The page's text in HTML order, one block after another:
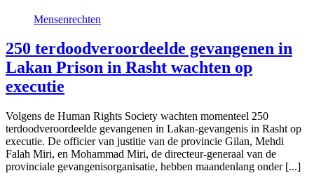
Mensenrechten
250 terdoodveroordeelde gevangenen in
Lakan Prison in Rasht wachten op
executie
Volgens de Human Rights Society wachten momenteel 250
terdoodveroordeelde gevangenen in Lakan-gevangenis in Rasht op
executie. De officier van justitie van de provincie Gilan, Mehdi
Falah Miri, en Mohammad Miri, de directeur-generaal van de
provinciale gevangenisorganisatie, hebben maandenlang onder [...]